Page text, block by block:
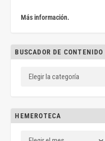
Más información.
BUSCADOR DE CONTENIDO
HEMEROTECA